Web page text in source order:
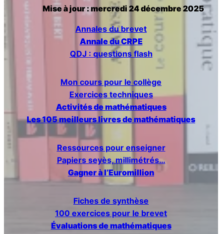
Mise à jour : mercredi 24 décembre 2025
Annales du brevet
Annale du CRPE
QDJ : questions flash
Mon cours pour le collège
Exercices techniques
Activités de mathématiques
Les 105 meilleurs livres de mathématiques
Ressources pour enseigner
Papiers seyès, millimétrés…
Gagner à l’Euromillion
Fiches de synthèse
100 exercices pour le brevet
Évaluations de mathématiques